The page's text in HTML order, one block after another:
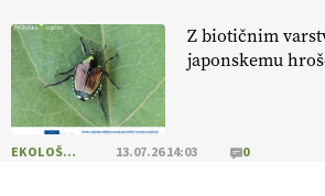
Z biotičnim
japonskemu
EKOLOŠKO LOGIČNO 13.07.26 14:03 0